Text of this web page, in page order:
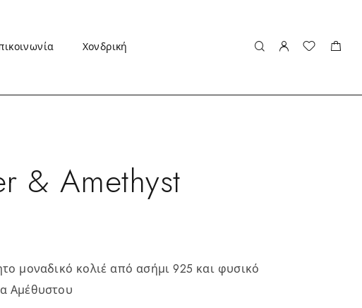
Χονδρική
& Amethyst
μοναδικό κολιέ από ασήμι 925 και φυσικό
Αμέθυστου